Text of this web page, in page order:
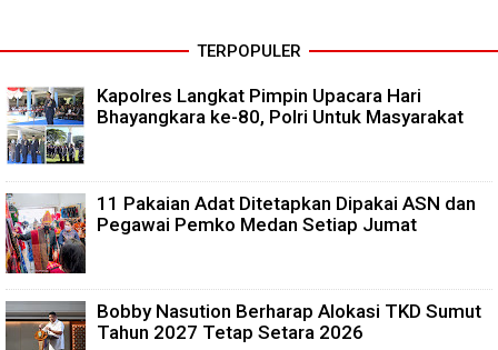
TERPOPULER
Kapolres Langkat Pimpin Upacara Hari
Bhayangkara ke-80, Polri Untuk Masyarakat
11 Pakaian Adat Ditetapkan Dipakai ASN dan
Pegawai Pemko Medan Setiap Jumat
Bobby Nasution Berharap Alokasi TKD Sumut
Tahun 2027 Tetap Setara 2026